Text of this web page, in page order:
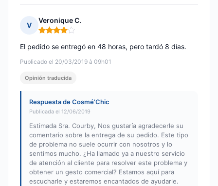
V
Veronique C.
Nota: 4 de 5
Publicado el 20/03/2019 à 09h01
El pedido se entregó en 48 horas, pero tardó 8 días.
Opinión traducida
Respuesta de Cosmé’Chic
Publicada el 12/06/2019
Estimada Sra. Courby, Nos gustaría agradecerle su
comentario sobre la entrega de su pedido. Este tipo
de problema no suele ocurrir con nosotros y lo
sentimos mucho. ¿Ha llamado ya a nuestro servicio
de atención al cliente para resolver este problema y
obtener un gesto comercial? Estamos aquí para
escucharle y estaremos encantados de ayudarle.